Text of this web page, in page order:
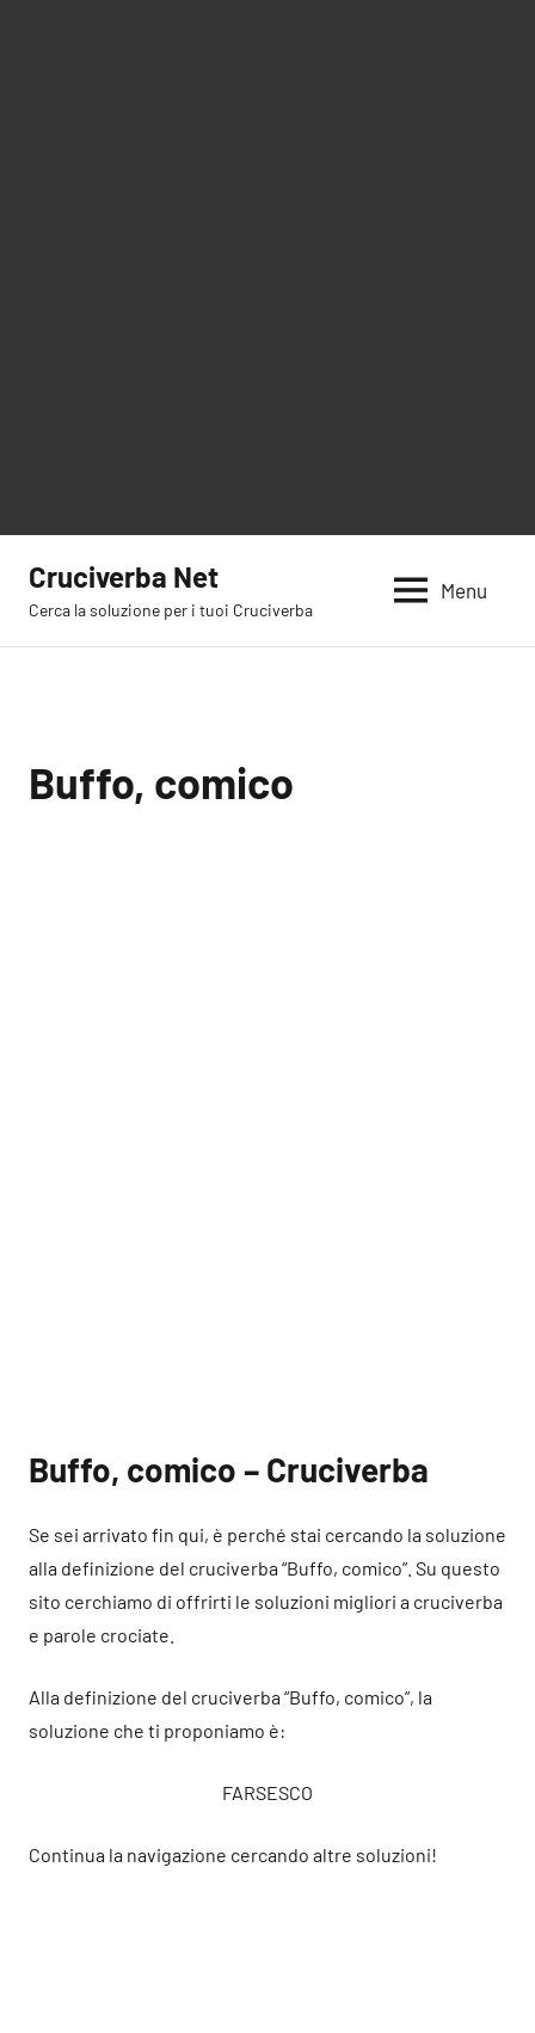
contenuto
Cruciverba Net
Cerca la soluzione per i tuoi Cruciverba
Menu
Buffo, comico
Buffo, comico – Cruciverba
Se sei arrivato fin qui, è perché stai cercando la soluzione
alla definizione del cruciverba “Buffo, comico”. Su questo
sito cerchiamo di offrirti le soluzioni migliori a cruciverba
e parole crociate.
Alla definizione del cruciverba “Buffo, comico”, la
soluzione che ti proponiamo è:
FARSESCO
Continua la navigazione cercando altre soluzioni!